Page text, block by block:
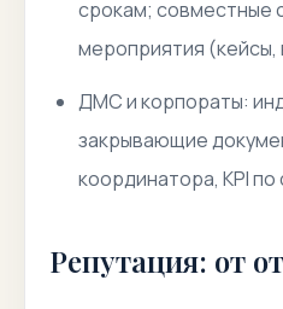
срокам; совместные
мероприятия (кейсы,
ДМС и корпораты:
закрывающие
координатора, KPI по
Репутация: от